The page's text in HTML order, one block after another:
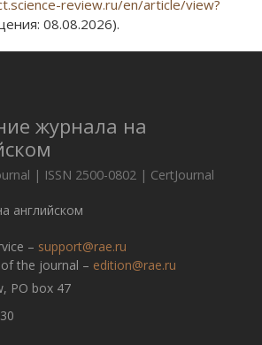
review.ru/en/article/view?
08.08.2026).
журнала на
| ISSN 2500-0802 | CertJournal
английском
– support@rae.ru
the journal – edition@rae.ru
PO box 47